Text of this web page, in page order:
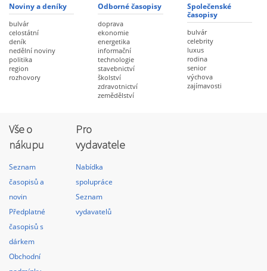
Noviny a deníky
bulvár
celostátní
deník
nedělní noviny
politika
region
rozhovory
Odborné časopisy
doprava
ekonomie
energetika
informační
technologie
stavebnictví
školství
zdravotnictví
zemědělství
Společenské
časopisy
bulvár
celebrity
luxus
rodina
senior
výchova
zajímavosti
Vše o
nákupu
Seznam
časopisů a
novin
Předplatné
časopisů s
dárkem
Obchodní
Pro
vydavatele
Nabídka
spolupráce
Seznam
vydavatelů